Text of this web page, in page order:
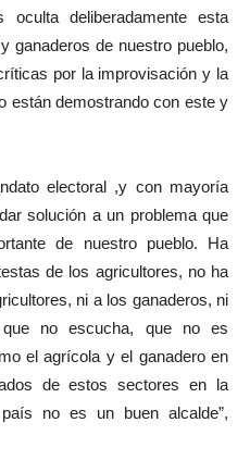
deliberadamente esta
ganaderos de nuestro pueblo,
por la improvisación y la
están demostrando con este y
electoral ,y con mayoría
solución a un problema que
de nuestro pueblo. Ha
de los agricultores, no ha
ni a los ganaderos, ni
no escucha, que no es
el agrícola y el ganadero en
de estos sectores en la
no es un buen alcalde”,